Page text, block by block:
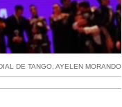
DE TANGO ,AYELEN MORANDO